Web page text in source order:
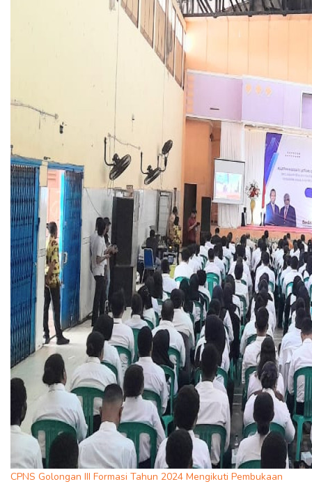
CPNS Golongan III Formasi Tahun 2024 Mengikuti Pembukaan